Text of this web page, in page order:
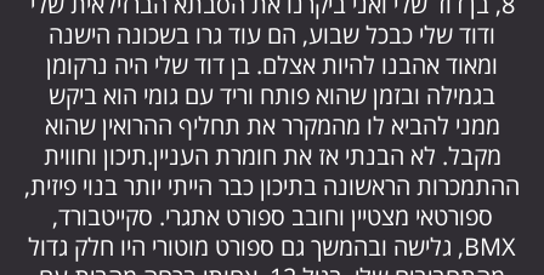
ודוד שלי כבכל שבוע, הם עוד גרו בשכונה הישנה
ומאוד אהבנו להיות אצלם. בן דוד שלי היה נרקומן
בגמילה ובזמן שהוא פותח וריד עם גומי הוא ביקש
ממני להביא לו מהמקרר את תחליף ההרואין שהוא
מקבל. לא הבנתי אז את חומרת העניין.תיכון וחווית
ההתמכרות הראשונה בתיכון כבר הייתי יותר בנוי פיזית,
ספורטאי מצטיין וחובב ספורט אתגרי. סקייטבורד,
BMX, גלישה ובהמשך גם ספורט מוטורי היו חלק גדול